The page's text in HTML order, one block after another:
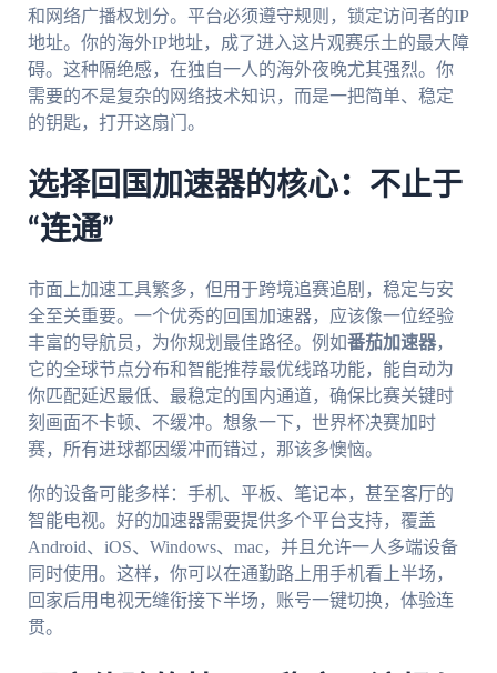
和网络广播权划分。平台必须遵守规则，锁定访问者的IP
地址。你的海外IP地址，成了进入这片观赛乐土的最大障
碍。这种隔绝感，在独自一人的海外夜晚尤其强烈。你
需要的不是复杂的网络技术知识，而是一把简单、稳定
的钥匙，打开这扇门。
选择回国加速器的核心：不止于
“连通”
市面上加速工具繁多，但用于跨境追赛追剧，稳定与安
全至关重要。一个优秀的回国加速器，应该像一位经验
丰富的导航员，为你规划最佳路径。例如番茄加速器，
它的全球节点分布和智能推荐最优线路功能，能自动为
你匹配延迟最低、最稳定的国内通道，确保比赛关键时
刻画面不卡顿、不缓冲。想象一下，世界杯决赛加时
赛，所有进球都因缓冲而错过，那该多懊恼。
你的设备可能多样：手机、平板、笔记本，甚至客厅的
智能电视。好的加速器需要提供多个平台支持，覆盖
Android、iOS、Windows、mac，并且允许一人多端设备
同时使用。这样，你可以在通勤路上用手机看上半场，
回家后用电视无缝衔接下半场，账号一键切换，体验连
贯。